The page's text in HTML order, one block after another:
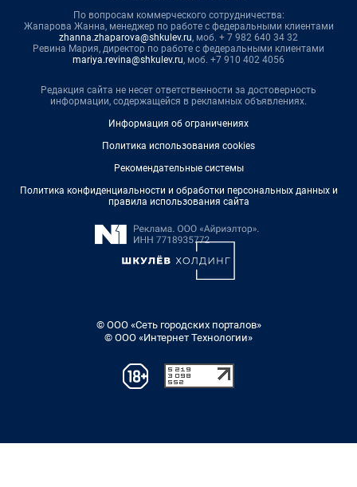
По вопросам коммерческого сотрудничества:
Жапарова Жанна, менеджер по работе с федеральными клиентами
zhanna.zhaparova@shkulev.ru, моб. + 7 982 640 34 32
Ревина Мария, директор по работе с федеральными клиентами
mariya.revina@shkulev.ru, моб. +7 910 402 4056
Редакция сайта не несет ответственности за достоверность
информации, содержащейся в рекламных объявлениях.
Информация об ограничениях
Политика использования cookies
Рекомендательные системы
Политика конфиденциальности и обработки персональных данных и
правила использования сайта
© ООО «Сеть городских порталов»
© ООО «Интернет Технологии»